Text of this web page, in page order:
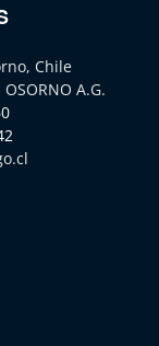
Chile
OSORNO A.G.